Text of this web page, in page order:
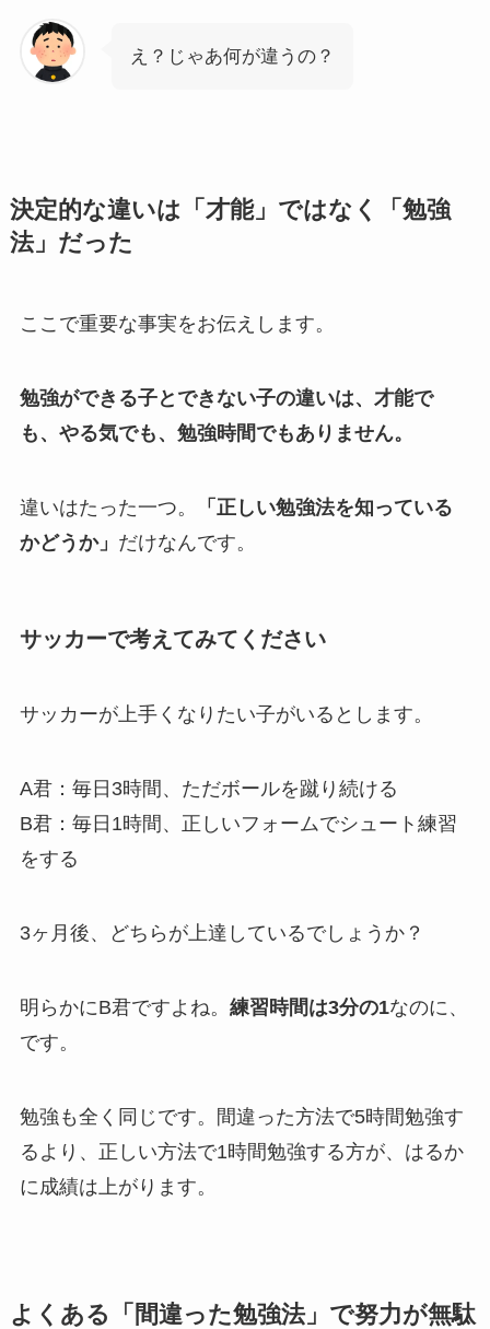
え？じゃあ何が違うの？
決定的な違いは「才能」ではなく「勉強
法」だった
ここで重要な事実をお伝えします。
勉強ができる子とできない子の違いは、才能で
も、やる気でも、勉強時間でもありません。
違いはたった一つ。
「正しい勉強法を知っている
かどうか」 だけなんです。
サッカーで考えてみてください
サッカーが上手くなりたい子がいるとします。
A君：毎日3時間、ただボールを蹴り続ける
B君：毎日1時間、正しいフォームでシュート練習
をする
3ヶ月後、どちらが上達しているでしょうか？
明らかにB君ですよね。 練習時間は3分の1なのに、
です。
勉強も全く同じです。間違った方法で5時間勉強す
るより、正しい方法で1時間勉強する方が、はるか
に成績は上がります。
よくある「間違った勉強法」で努力が無駄